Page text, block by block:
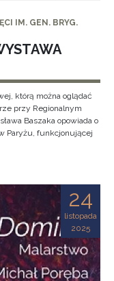
IM. GEN. BRYG.
którą można oglądać
przy Regionalnym
Baszaka opowiada o
Paryżu, funkcjonującej
24
listopada
2025